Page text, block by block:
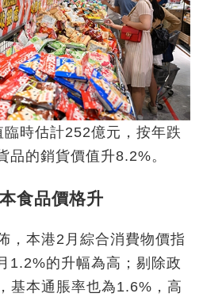
時估計252億元，按年跌
品的銷貨價值升8.2%。
食品價格升
，本港2月綜合消費物價指
1.2%的升幅為高；剔除政
基本通脹率也為1.6%，高